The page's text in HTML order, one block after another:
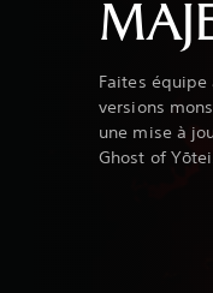
Faites
versions
une mise à
Ghost of